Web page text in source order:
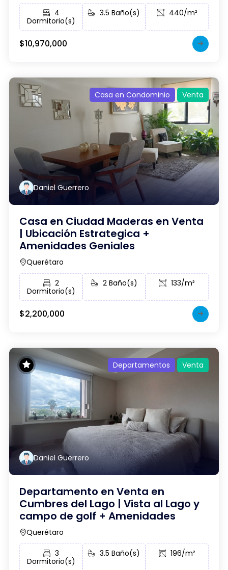
4
Dormitorio(s)
3.5 Baño(s) 440/m²
$10,970,000
Casa en Condominio Venta
Daniel Guerrero
Casa en Ciudad Maderas en Venta
| Ubicación Estrategica +
Amenidades Geniales
Querétaro
2
Dormitorio(s)
2 Baño(s) 133/m²
$2,200,000
Departamentos Venta
Daniel Guerrero
Departamento en Venta en
Cumbres del Lago | Vista al Lago y
campo de golf + Amenidades
Querétaro
3
Dormitorio(s)
3.5 Baño(s) 196/m²